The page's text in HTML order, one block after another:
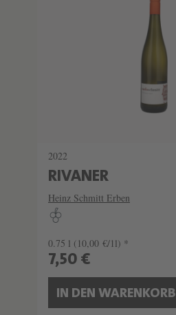
2022
RIVANER
Heinz Schmitt Erben
0.75 l (10,00 €/1l) *
7,50 €
IN DEN WARENKORB